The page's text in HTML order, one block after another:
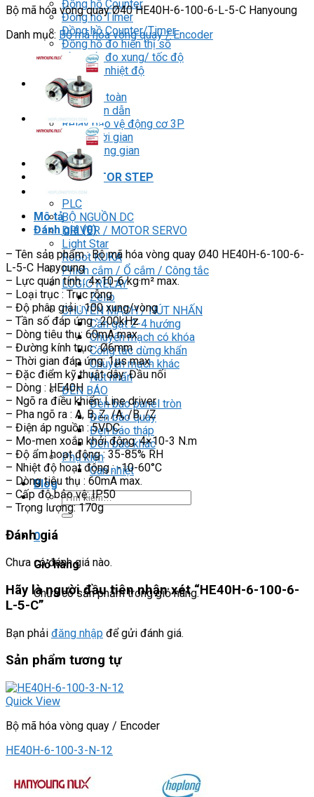
Đồng hồ Counter
Đồng hồ Timer
Đồng hồ Counter/Timer
Đồng hồ đo hiển thị số
Đồng hồ đo xung/ tốc độ
Đồng hồ nhiệt độ
RELAY
Relay an toàn
Relay bán dẫn
Relay bảo vệ động cơ 3P
Relay thời gian
Relay trung gian
BIẾN TẦN
DRIVER / MOTOR STEP
HMI
PLC
BỘ NGUỒN DC
DRIVER / MOTOR SERVO
Light Star
Robot KUKA
Phích cắm / Ổ cắm / Công tắc
LOGIC RELAY
Zelio
CHUYỂN MẠCH / NÚT NHẤN
Cần gạt 2-4 hướng
Chuyển mạch có khóa
Công tắc dừng khẩn
Chuyển mạch khác
Nút nhấn
ĐÈN BÁO
Đèn báo panel tròn
Đèn báo quay
Đèn báo tháp
Đèn báo khác
Phụ kiện
Can nhiệt
Blog
Tìm
kiếm:
0
Giỏ hàng
Chưa có sản phẩm trong giỏ hàng.
Bộ mã hóa vòng quay Ø40 HE40H-6-100-6-L-5-C Hanyoung
Danh mục: Bộ mã hóa vòng quay / Encoder
Mô tả
Đánh giá (0)
– Tên sản phẩm : Bộ mã hóa vòng quay Ø40 HE40H-6-100-6-
L-5-C Hanyoung
– Lực quán tính : 4×10-6 kg·m² max.
– Loại trục : Trục rỗng
– Độ phân giải : 100 xung/vòng
– Tần số đáp ứng : 200kHz
– Dòng tiêu thụ: 60mA max.
– Đường kính trục : Ø6mm
– Thời gian đáp ứng: 1μs max.
– Đặc điểm kỹ thuật dây: Đầu nối
– Dòng : HE40H
– Ngõ ra điều khiển: Line driver
– Pha ngõ ra : A, B, Z, /A, /B, /Z
– Điện áp nguồn : 5VDC
– Mo-men xoắn khởi động: 4×10-3 N.m
– Độ ẩm hoạt động : 35-85% RH
– Nhiệt độ hoạt động : -10-60°C
– Dòng tiêu thụ : 60mA max.
– Cấp độ bảo vệ: IP50
– Trọng lượng: 170g
Đánh giá
Chưa có đánh giá nào.
Hãy là người đầu tiên nhận xét “HE40H-6-100-6-
L-5-C”
Bạn phải đăng nhập để gửi đánh giá.
Sản phẩm tương tự
Quick View
Bộ mã hóa vòng quay / Encoder
HE40H-6-100-3-N-12